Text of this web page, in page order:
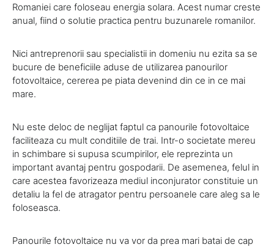
Romaniei care foloseau energia solara. Acest numar creste
anual, fiind o solutie practica pentru buzunarele romanilor.
Nici antreprenorii sau specialistii in domeniu nu ezita sa se
bucure de beneficiile aduse de utilizarea panourilor
fotovoltaice, cererea pe piata devenind din ce in ce mai
mare.
Nu este deloc de neglijat faptul ca panourile fotovoltaice
faciliteaza cu mult conditiile de trai. Intr-o societate mereu
in schimbare si supusa scumpirilor, ele reprezinta un
important avantaj pentru gospodarii. De asemenea, felul in
care acestea favorizeaza mediul inconjurator constituie un
detaliu la fel de atragator pentru persoanele care aleg sa le
foloseasca.
Panourile fotovoltaice nu va vor da prea mari batai de cap